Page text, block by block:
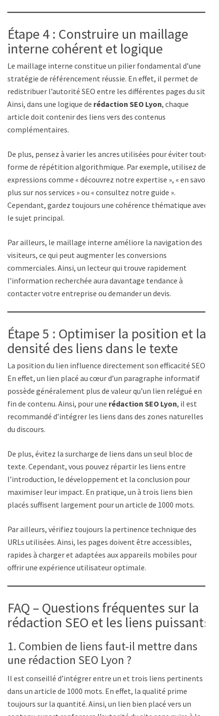
Étape 4 : Construire un maillage
interne cohérent et logique
Le maillage interne constitue un pilier fondamental d’une
stratégie de référencement réussie. En effet, il permet de
redistribuer l’autorité SEO entre les différentes pages du site.
Ainsi, dans une logique de rédaction SEO Lyon, chaque
article doit contenir des liens vers des contenus
complémentaires.
De plus, pensez à varier les ancres utilisées pour éviter toute
forme de répétition algorithmique. Par exemple, utilisez des
expressions comme « découvrez notre expertise », « en savoir
plus sur nos services » ou « consultez notre guide ».
Cependant, gardez toujours une cohérence thématique avec
le sujet principal.
Par ailleurs, le maillage interne améliore la navigation des
visiteurs, ce qui peut augmenter les conversions
commerciales. Ainsi, un lecteur qui trouve rapidement
l’information recherchée aura davantage tendance à
contacter votre entreprise ou demander un devis.
Étape 5 : Optimiser la position et la
densité des liens dans le texte
La position du lien influence directement son efficacité SEO.
En effet, un lien placé au cœur d’un paragraphe informatif
possède généralement plus de valeur qu’un lien relégué en
fin de contenu. Ainsi, pour une rédaction SEO Lyon, il est
recommandé d’intégrer les liens dans des zones naturelles
du discours.
De plus, évitez la surcharge de liens dans un seul bloc de
texte. Cependant, vous pouvez répartir les liens entre
l’introduction, le développement et la conclusion pour
maximiser leur impact. En pratique, un à trois liens bien
placés suffisent largement pour un article de 1000 mots.
Par ailleurs, vérifiez toujours la pertinence technique des
URLs utilisées. Ainsi, les pages doivent être accessibles,
rapides à charger et adaptées aux appareils mobiles pour
offrir une expérience utilisateur optimale.
FAQ – Questions fréquentes sur la
rédaction SEO et les liens puissants
1. Combien de liens faut-il mettre dans
une rédaction SEO Lyon ?
Il est conseillé d’intégrer entre un et trois liens pertinents
dans un article de 1000 mots. En effet, la qualité prime
toujours sur la quantité. Ainsi, un lien bien placé vers un